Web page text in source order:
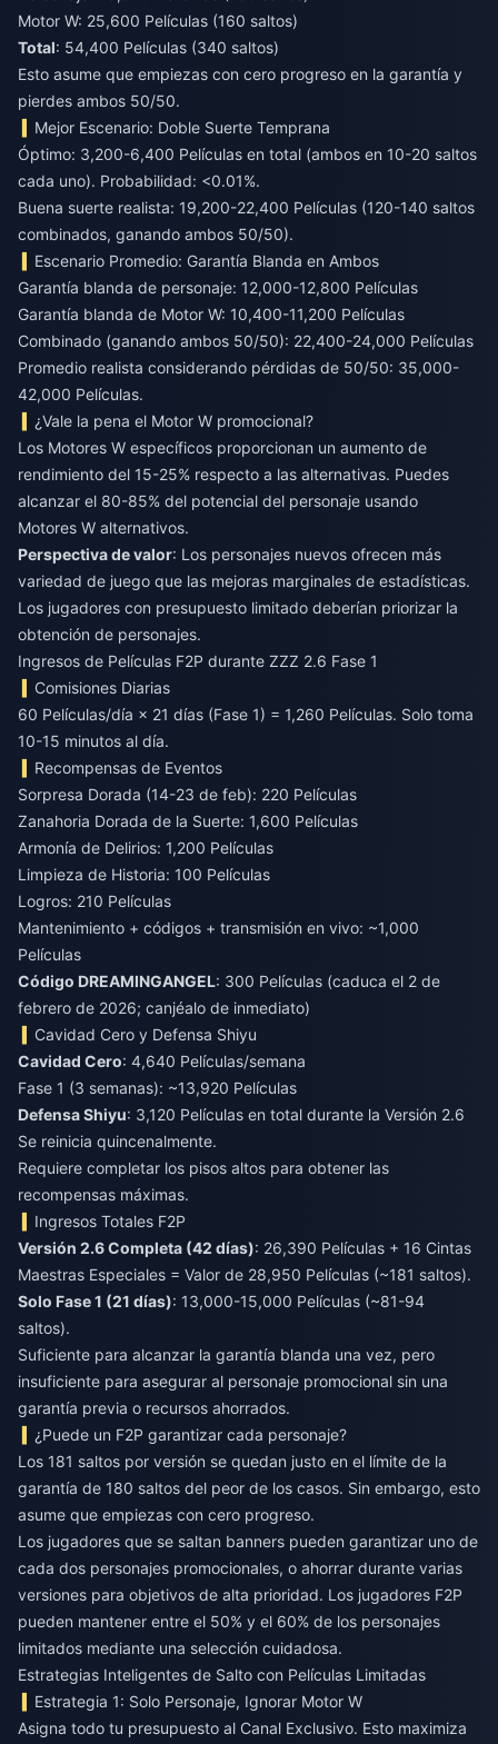
Motor W: 25,600 Películas (160 saltos)
Total: 54,400 Películas (340 saltos)
Esto asume que empiezas con cero progreso en la garantía y
pierdes ambos 50/50.
Mejor Escenario: Doble Suerte Temprana
Óptimo: 3,200-6,400 Películas en total (ambos en 10-20 saltos
cada uno). Probabilidad: <0.01%.
Buena suerte realista: 19,200-22,400 Películas (120-140 saltos
combinados, ganando ambos 50/50).
Escenario Promedio: Garantía Blanda en Ambos
Garantía blanda de personaje: 12,000-12,800 Películas
Garantía blanda de Motor W: 10,400-11,200 Películas
Combinado (ganando ambos 50/50): 22,400-24,000 Películas
Promedio realista considerando pérdidas de 50/50: 35,000-
42,000 Películas.
¿Vale la pena el Motor W promocional?
Los Motores W específicos proporcionan un aumento de
rendimiento del 15-25% respecto a las alternativas. Puedes
alcanzar el 80-85% del potencial del personaje usando
Motores W alternativos.
Perspectiva de valor: Los personajes nuevos ofrecen más
variedad de juego que las mejoras marginales de estadísticas.
Los jugadores con presupuesto limitado deberían priorizar la
obtención de personajes.
Ingresos de Películas F2P durante ZZZ 2.6 Fase 1
Comisiones Diarias
60 Películas/día × 21 días (Fase 1) = 1,260 Películas. Solo toma
10-15 minutos al día.
Recompensas de Eventos
Sorpresa Dorada (14-23 de feb): 220 Películas
Zanahoria Dorada de la Suerte: 1,600 Películas
Armonía de Delirios: 1,200 Películas
Limpieza de Historia: 100 Películas
Logros: 210 Películas
Mantenimiento + códigos + transmisión en vivo: ~1,000
Películas
Código DREAMINGANGEL: 300 Películas (caduca el 2 de
febrero de 2026; canjéalo de inmediato)
Cavidad Cero y Defensa Shiyu
Cavidad Cero: 4,640 Películas/semana
Fase 1 (3 semanas): ~13,920 Películas
Defensa Shiyu: 3,120 Películas en total durante la Versión 2.6
Se reinicia quincenalmente.
Requiere completar los pisos altos para obtener las
recompensas máximas.
Ingresos Totales F2P
Versión 2.6 Completa (42 días): 26,390 Películas + 16 Cintas
Maestras Especiales = Valor de 28,950 Películas (~181 saltos).
Solo Fase 1 (21 días): 13,000-15,000 Películas (~81-94
saltos).
Suficiente para alcanzar la garantía blanda una vez, pero
insuficiente para asegurar al personaje promocional sin una
garantía previa o recursos ahorrados.
¿Puede un F2P garantizar cada personaje?
Los 181 saltos por versión se quedan justo en el límite de la
garantía de 180 saltos del peor de los casos. Sin embargo, esto
asume que empiezas con cero progreso.
Los jugadores que se saltan banners pueden garantizar uno de
cada dos personajes promocionales, o ahorrar durante varias
versiones para objetivos de alta prioridad. Los jugadores F2P
pueden mantener entre el 50% y el 60% de los personajes
limitados mediante una selección cuidadosa.
Estrategias Inteligentes de Salto con Películas Limitadas
Estrategia 1: Solo Personaje, Ignorar Motor W
Asigna todo tu presupuesto al Canal Exclusivo. Esto maximiza